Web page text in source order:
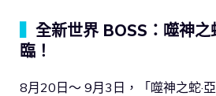
全新世界 BOSS：噬神之
臨！
8月20日～ 9月3日，「噬神之蛇·